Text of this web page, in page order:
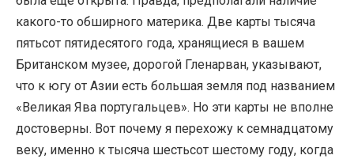
какого-то обширного материка. Две карты тысяча
пятьсот пятидесятого года, хранящиеся в вашем
Британском музее, дорогой Гленарван, указывают,
что к югу от Азии есть большая земля под названием
«Великая Ява португальцев». Но эти карты не вполне
достоверны. Вот почему я перехожу к семнадцатому
веку, именно к тысяча шестьсот шестому году, когда